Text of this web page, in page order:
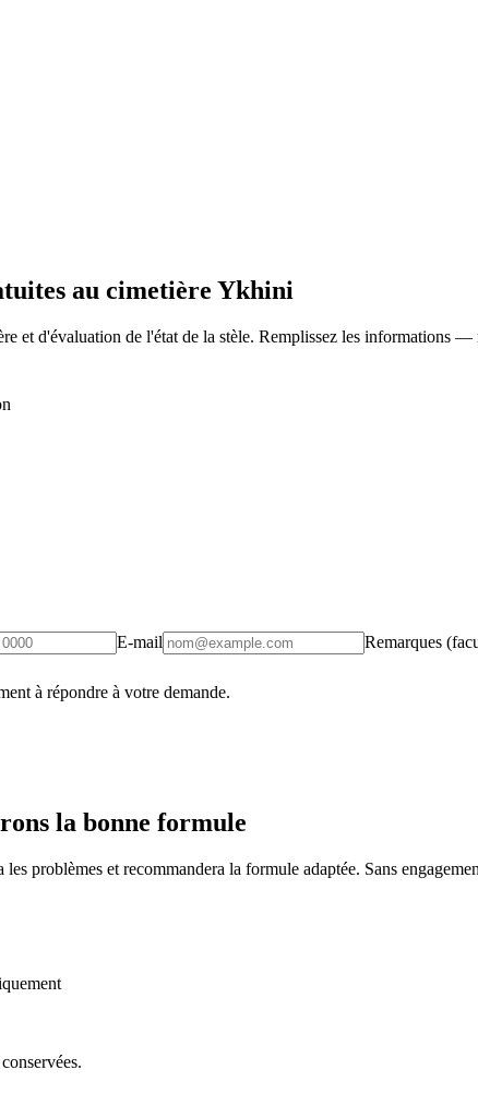
au cimetière Ykhini
et d'évaluation de l'état de la stèle. Remplissez les informations
E-mail Remarques
à répondre à votre demande.
la bonne formule
problèmes et recommandera la formule adaptée. Sans